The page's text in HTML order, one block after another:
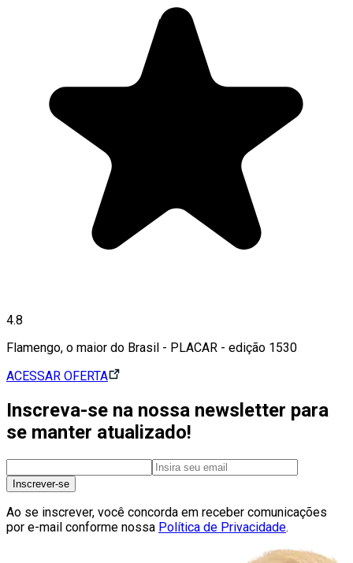
4.8
Flamengo, o maior do Brasil - PLACAR - edição 1530
ACESSAR OFERTA
Inscreva-se na nossa newsletter para
se manter atualizado!
Inscrever-se
Ao se inscrever, você concorda em receber comunicações
por e-mail conforme nossa Política de Privacidade.